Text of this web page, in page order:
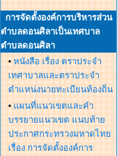
การจัดตั้งองค์การบริหารส่วน
ตำบลดอนศิลาเป็นเทศบาล
ตำบลดอนศิลา
• หนังสือ เรื่อง ตราประจำ
เทศาบาลและตราประจำ
ตำแหน่งนายทะเบียนท้องถิ่น
• แผนที่แนวเขตและคำ
บรรยายแนวเขต แนบท้าย
ประกาศกระทรวงมหาดไทย
เรื่อง การจัดตั้งองค์การ